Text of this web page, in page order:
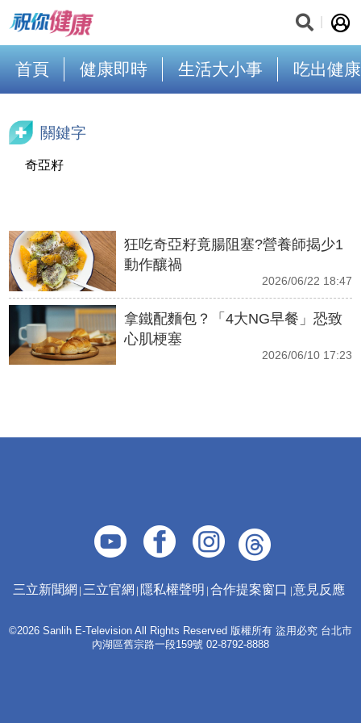
首頁 健康即時 生活大小事 吃出健康
關鍵字
奇亞籽
狂吃奇亞籽竟腸阻塞?營養師揭少1
動作釀禍
2026/06/22 18:47
拿鐵配麵包？「4大NG早餐」恐致
心肌梗塞
2026/06/10 17:23
三立新聞網 三立官網 隱私權聲明 合作提案窗口 意見反應
©2026 Sanlih E-Television All Rights Reserved 版權所有 盜用必究 台北市
內湖區舊宗路一段159號 02-8792-8888